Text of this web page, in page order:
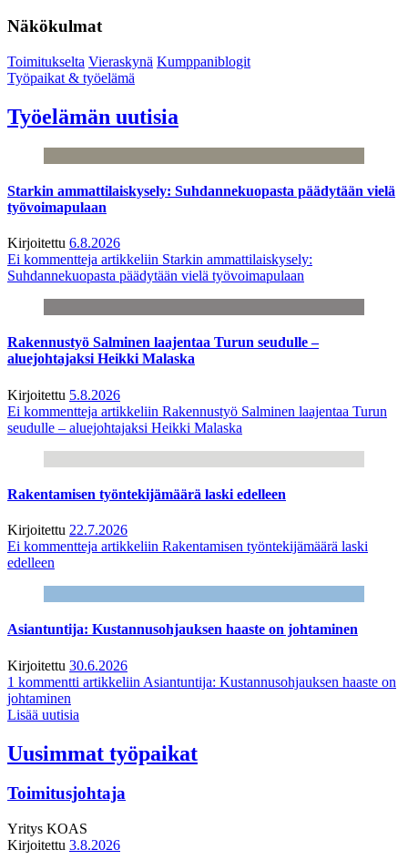
Näkökulmat
Toimitukselta Vieraskynä Kumppaniblogit
Työpaikat & työelämä
Työelämän uutisia
Starkin ammattilaiskysely: Suhdannekuopasta päädytään vielä
työvoimapulaan
Kirjoitettu 6.8.2026
Ei kommentteja artikkeliin Starkin ammattilaiskysely:
Suhdannekuopasta päädytään vielä työvoimapulaan
Rakennustyö Salminen laajentaa Turun seudulle –
aluejohtajaksi Heikki Malaska
Kirjoitettu 5.8.2026
Ei kommentteja artikkeliin Rakennustyö Salminen laajentaa Turun
seudulle – aluejohtajaksi Heikki Malaska
Rakentamisen työntekijämäärä laski edelleen
Kirjoitettu 22.7.2026
Ei kommentteja artikkeliin Rakentamisen työntekijämäärä laski
edelleen
Asiantuntija: Kustannusohjauksen haaste on johtaminen
Kirjoitettu 30.6.2026
1 kommentti artikkeliin Asiantuntija: Kustannusohjauksen haaste on
johtaminen
Lisää uutisia
Uusimmat työpaikat
Toimitusjohtaja
Yritys KOAS
Kirjoitettu 3.8.2026